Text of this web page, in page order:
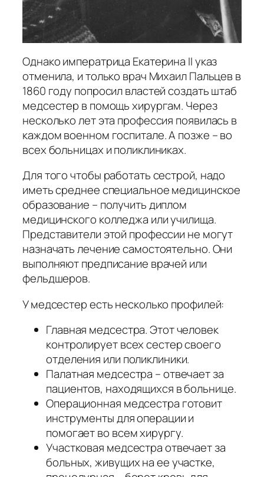
Однако императрица Екатерина II указ
отменила, и только врач Михаил Пальцев в
1860 году попросил властей создать штаб
медсестер в помощь хирургам. Через
несколько лет эта профессия появилась в
каждом военном госпитале. А позже – во
всех больницах и поликлиниках.
Для того чтобы работать сестрой, надо
иметь среднее специальное медицинское
образование – получить диплом
медицинского колледжа или училища.
Представители этой профессии не могут
назначать лечение самостоятельно. Они
выполняют предписание врачей или
фельдшеров.
У медсестер есть несколько профилей:
Главная медсестра. Этот человек
контролирует всех сестер своего
отделения или поликлиники.
Палатная медсестра – отвечает за
пациентов, находящихся в больнице.
Операционная медсестра готовит
инструменты для операции и
помогает во всем хирургу.
Участковая медсестра отвечает за
больных, живущих на ее участке,